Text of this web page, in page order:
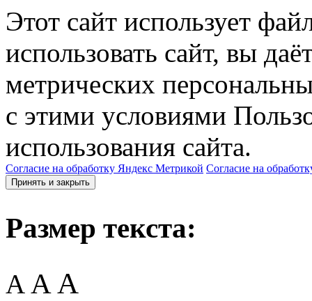
Этот сайт использует
использовать сайт, вы
метрических
с этими условиями
использования сайта.
Согласие на обработку Яндекс Метрикой Согласие на
Принять и закрыть
Размер текста:
A AA